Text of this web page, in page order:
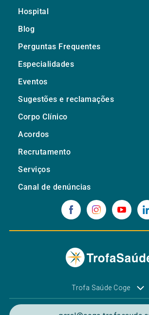
Hospital
Blog
Perguntas Frequentes
Especialidades
Eventos
Sugestões e reclamações
Corpo Clínico
Acordos
Recrutamento
Serviços
Canal de denúncias
Trofa Saúde Coge